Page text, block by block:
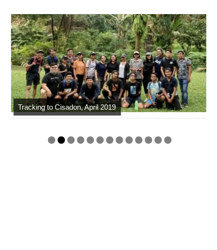
Tracking to Cisadon, April 2019